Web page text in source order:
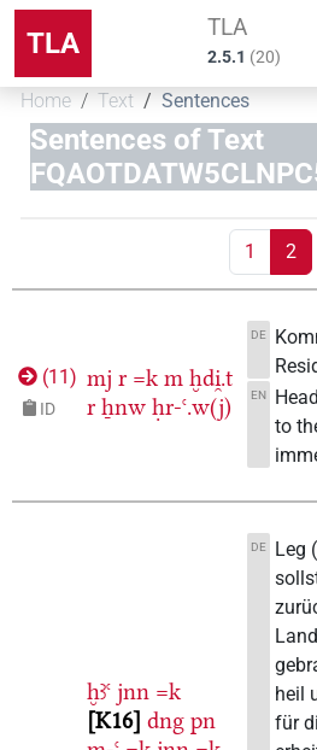
TLA TLA
2.5.1 (20)
Home Text Sentences
Sentences of Text
1 2
(11)
ID
mj r =k m ḫdi̯.t
r ẖnw ḥr-ꜥ.w(j)
DE
EN
to
ḫꜣꜥ jnn =k
K16 dng pn
DE
Leg
heil
für